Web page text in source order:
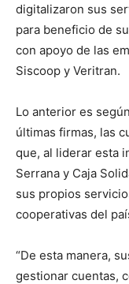
digitalizaron sus
para beneficio de
con apoyo de las
Siscoop y Veritran.
Lo anterior es
últimas firmas, las
que, al liderar esta
Serrana y Caja
sus propios
cooperativas del
“De esta manera,
gestionar cuentas,